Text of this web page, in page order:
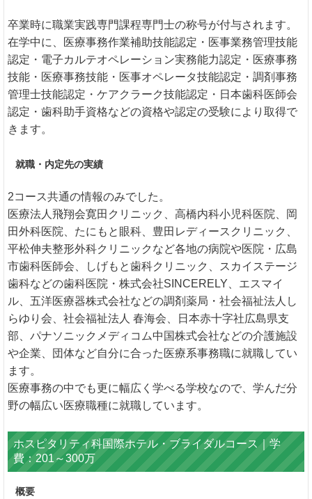
卒業時に職業実践専門課程専門士の称号が付与されます。
在学中に、医療事務作業補助技能認定・医事業務管理技能
認定・電子カルテオペレーション実務能力認定・医療事務
技能・医療事務技能・医事オペレータ技能認定・調剤事務
管理士技能認定・ケアクラーク技能認定・日本歯科医師会
認定・歯科助手資格などの資格や認定の受験により取得で
きます。
就職・内定先の実績
2コース共通の情報のみでした。
医療法人飛翔会寛田クリニック、高橋内科小児科医院、岡
田外科医院、たにもと眼科、豊田レディースクリニック、
平松伸夫整形外科クリニックなど各地の病院や医院・広島
市歯科医師会、しげもと歯科クリニック、スカイステージ
歯科などの歯科医院・株式会社SINCERELY、エスマイ
ル、五洋医療器株式会社などの調剤薬局・社会福祉法人し
らゆり会、社会福祉法人 春海会、日本赤十字社広島県支
部、パナソニックメディコム中国株式会社などの介護施設
や企業、団体など自分に合った医療系事務職に就職してい
ます。
医療事務の中でも更に幅広く学べる学校なので、学んだ分
野の幅広い医療職種に就職しています。
ホスピタリティ科国際ホテル・ブライダルコース｜学
費：201～300万
概要